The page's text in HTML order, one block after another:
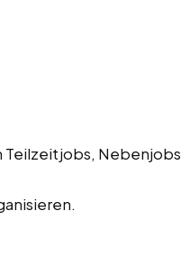
Teilzeitjobs, Nebenjobs